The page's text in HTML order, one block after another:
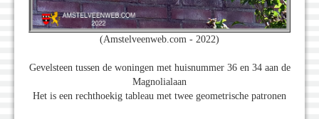
(Amstelveenweb.com - 2022)
Gevelsteen tussen de woningen met huisnummer 36 en 34 aan de
Magnolialaan
Het is een rechthoekig tableau met twee geometrische patronen